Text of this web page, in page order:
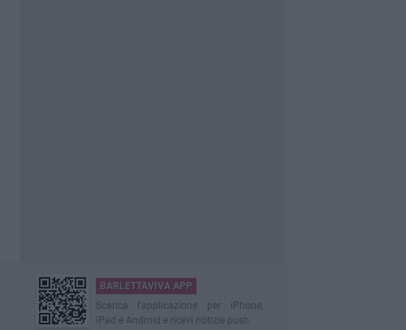
BARLETTAVIVA APP
Scarica l'applicazione per iPhone,
iPad e Android e ricevi notizie push